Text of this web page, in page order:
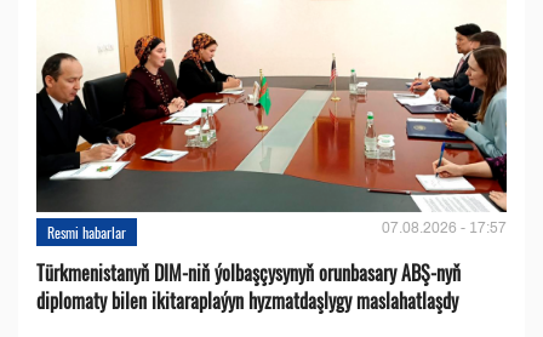
Resmi habarlar 07.08.2026 - 17:57
Türkmenistanyň DIM-niň ýolbaşçysynyň orunbasary ABŞ-nyň
diplomaty bilen ikitaraplaýyn hyzmatdaşlygy maslahatlaşdy